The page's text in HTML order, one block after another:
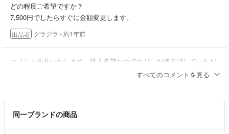
どの程度ご希望ですか？
7,500円でしたらすぐに金額変更します。
出品者 グラグラ - 約1年前
コメント失礼いたします。購入希望なのですが、お値下げしていただ
すべてのコメントを見る
同一ブランドの商品